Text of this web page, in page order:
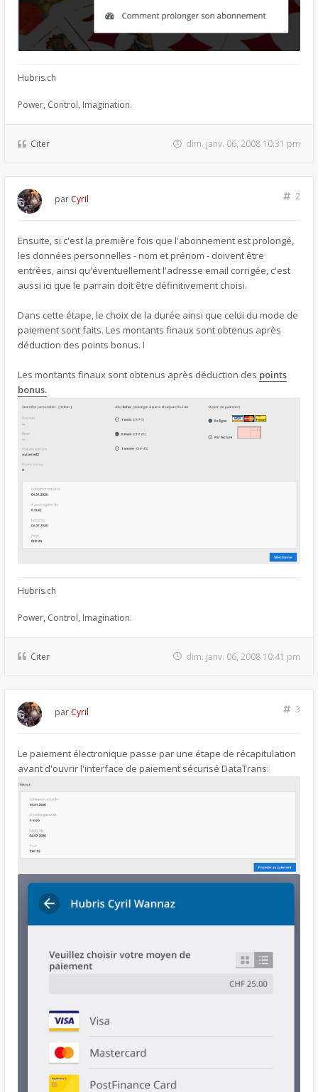
Hubris.ch
Power, Control, Imagination.
Citer dim. janv. 06, 2008 10:31 pm
2
par Cyril
Ensuite, si c'est la première fois que l'abonnement est prolongé,
les données personnelles - nom et prénom - doivent être
entrées, ainsi qu'éventuellement l'adresse email corrigée, c'est
aussi ici que le parrain doit être définitivement choisi.
Dans cette étape, le choix de la durée ainsi que celui du mode de
paiement sont faits. Les montants finaux sont obtenus après
déduction des points bonus. I
Les montants finaux sont obtenus après déduction des points
bonus.
Hubris.ch
Power, Control, Imagination.
Citer dim. janv. 06, 2008 10:41 pm
3
par Cyril
Le paiement électronique passe par une étape de récapitulation
avant d'ouvrir l'interface de paiement sécurisé DataTrans: